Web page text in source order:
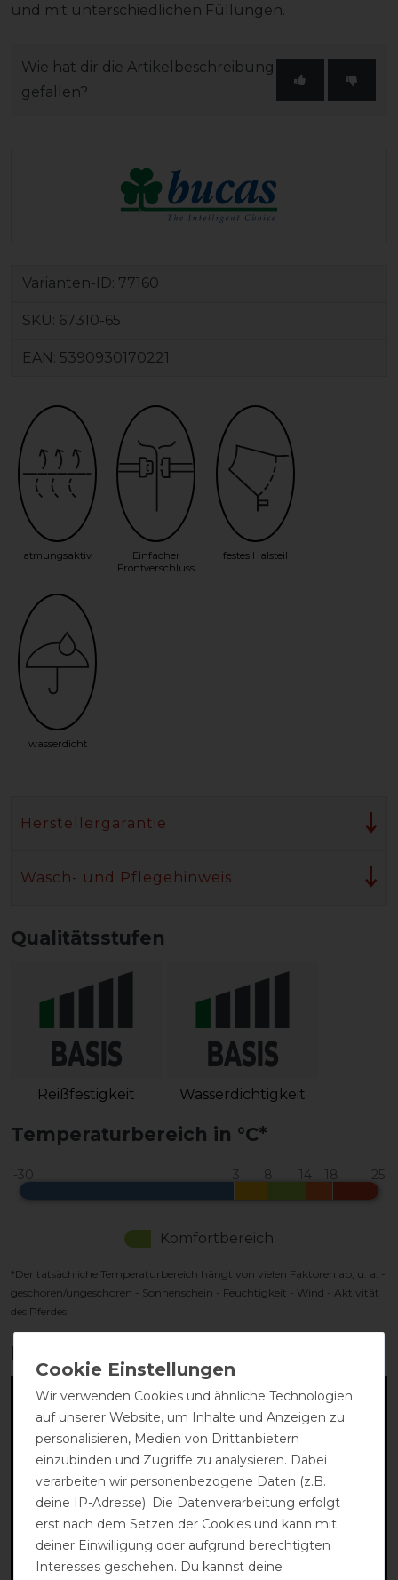
und mit unterschiedlichen Füllungen.
Wie hat dir die Artikelbeschreibung
gefallen?
Varianten-ID: 77160
SKU: 67310-65
EAN: 5390930170221
atmungsaktiv
Einfacher
Frontverschluss
festes Halsteil
wasserdicht
Herstellergarantie
Wasch- und Pflegehinweis
Qualitätsstufen
Reißfestigkeit Wasserdichtigkeit
Temperaturbereich in °C*
Komfortbereich
*Der tatsächliche Temperaturbereich hängt von vielen Faktoren ab, u. a. -
geschoren/ungeschoren - Sonnenschein - Feuchtigkeit - Wind - Aktivität
des Pferdes
Produktvideo:
Wir verwenden Cookies und ähnliche Technologien
auf unserer Website, um Inhalte und Anzeigen zu
personalisieren, Medien von Drittanbietern
einzubinden und Zugriffe zu analysieren. Dabei
verarbeiten wir personenbezogene Daten (z.B.
deine IP-Adresse). Die Datenverarbeitung erfolgt
erst nach dem Setzen der Cookies und kann mit
deiner Einwilligung oder aufgrund berechtigten
Interesses geschehen. Du kannst deine